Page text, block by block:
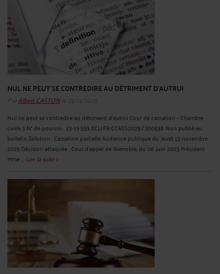
NUL NE PEUT SE CONTREDIRE AU DÉTRIMENT D'AUTRUI
ParAlbert CASTONle 25/11/2025
Nul ne peut se contredire au détriment d'autrui Cour de cassation - Chambre
civile 3 N° de pourvoi : 23-19.559 ECLI:FR:CCASS:2025:C300538 Non publié au
bulletin Solution : Cassation partielle Audience publique du jeudi 13 novembre
2025 Décision attaquée : Cour d'appel de Grenoble, du 06 juin 2023 Président
Mme ... Lire la suite >